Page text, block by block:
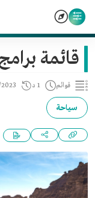
قائمة
قوائم 1 د
سياحة